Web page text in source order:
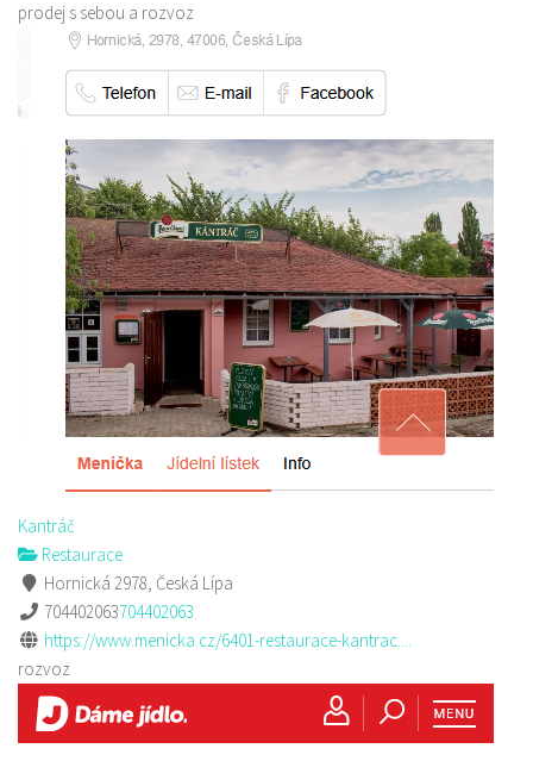
prodej s sebou a rozvoz
Kantráč
Restaurace
Hornická 2978, Česká Lípa
704402063704402063
https://www.menicka.cz/6401-restaurace-kantrac....
rozvoz